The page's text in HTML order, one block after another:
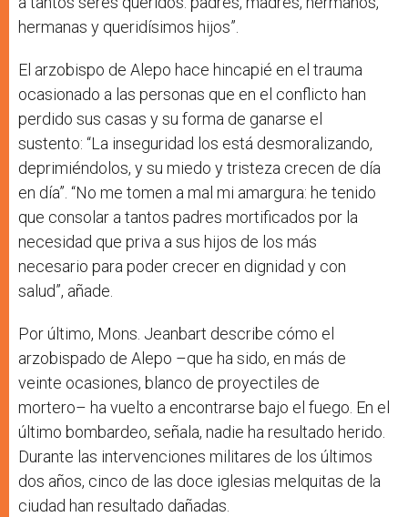
hermanas y queridísimos hijos”.
El arzobispo de Alepo hace hincapié en el trauma
ocasionado a las personas que en el conflicto han
perdido sus casas y su forma de ganarse el
sustento: “La inseguridad los está desmoralizando,
deprimiéndolos, y su miedo y tristeza crecen de día
en día”. “No me tomen a mal mi amargura: he tenido
que consolar a tantos padres mortificados por la
necesidad que priva a sus hijos de los más
necesario para poder crecer en dignidad y con
salud”, añade.
Por último, Mons. Jeanbart describe cómo el
arzobispado de Alepo –que ha sido, en más de
veinte ocasiones, blanco de proyectiles de
mortero– ha vuelto a encontrarse bajo el fuego. En el
último bombardeo, señala, nadie ha resultado herido.
Durante las intervenciones militares de los últimos
dos años, cinco de las doce iglesias melquitas de la
ciudad han resultado dañadas.